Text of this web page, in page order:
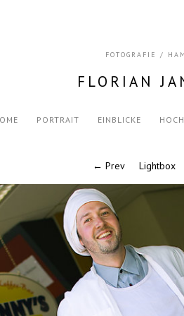
FOTOGRAFIE /
FLORIAN
PORTRAIT EINBLICKE
← Prev Lightbox